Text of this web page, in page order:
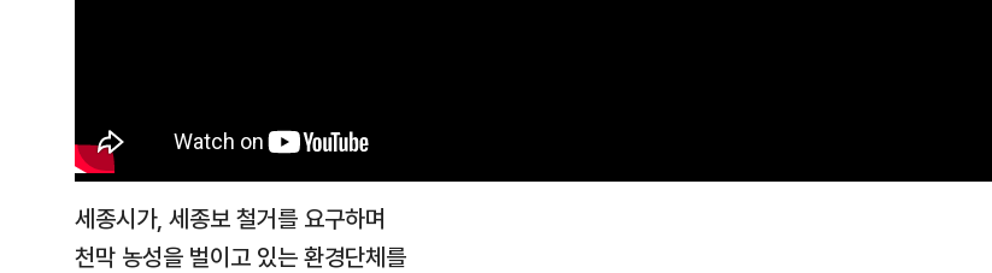
세종시가, 세종보 철거를 요구하며
천막 농성을 벌이고 있는 환경단체를